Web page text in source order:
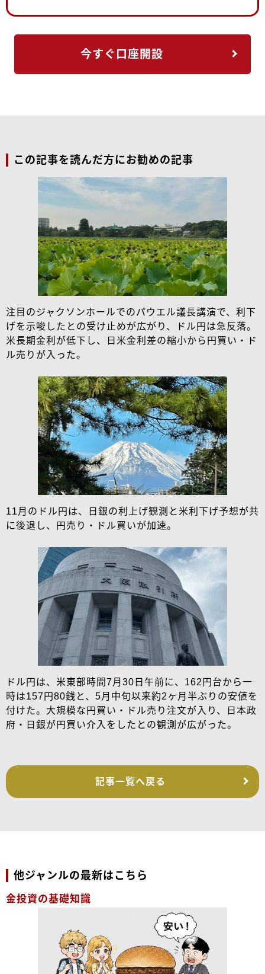
今すぐ口座開設
この記事を読んだ方にお勧めの記事
注目のジャクソンホールでのパウエル議長講演で、利下
げを示唆したとの受け止めが広がり、ドル円は急反落。
米長期金利が低下し、日米金利差の縮小から円買い・ド
ル売りが入った。
11月のドル円は、日銀の利上げ観測と米利下げ予想が共
に後退し、円売り・ドル買いが加速。
ドル円は、米東部時間7月30日午前に、162円台から一
時は157円80銭と、5月中旬以来約2ヶ月半ぶりの安値を
付けた。大規模な円買い・ドル売り注文が入り、日本政
府・日銀が円買い介入をしたとの観測が広がった。
記事一覧へ戻る
他ジャンルの最新はこちら
金投資の基礎知識